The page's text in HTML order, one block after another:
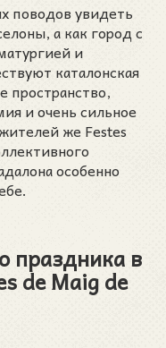
поводов увидеть
а как город с
и
каталонская
пространство,
и очень сильное
же Festes
особенно
праздника в
de Maig de